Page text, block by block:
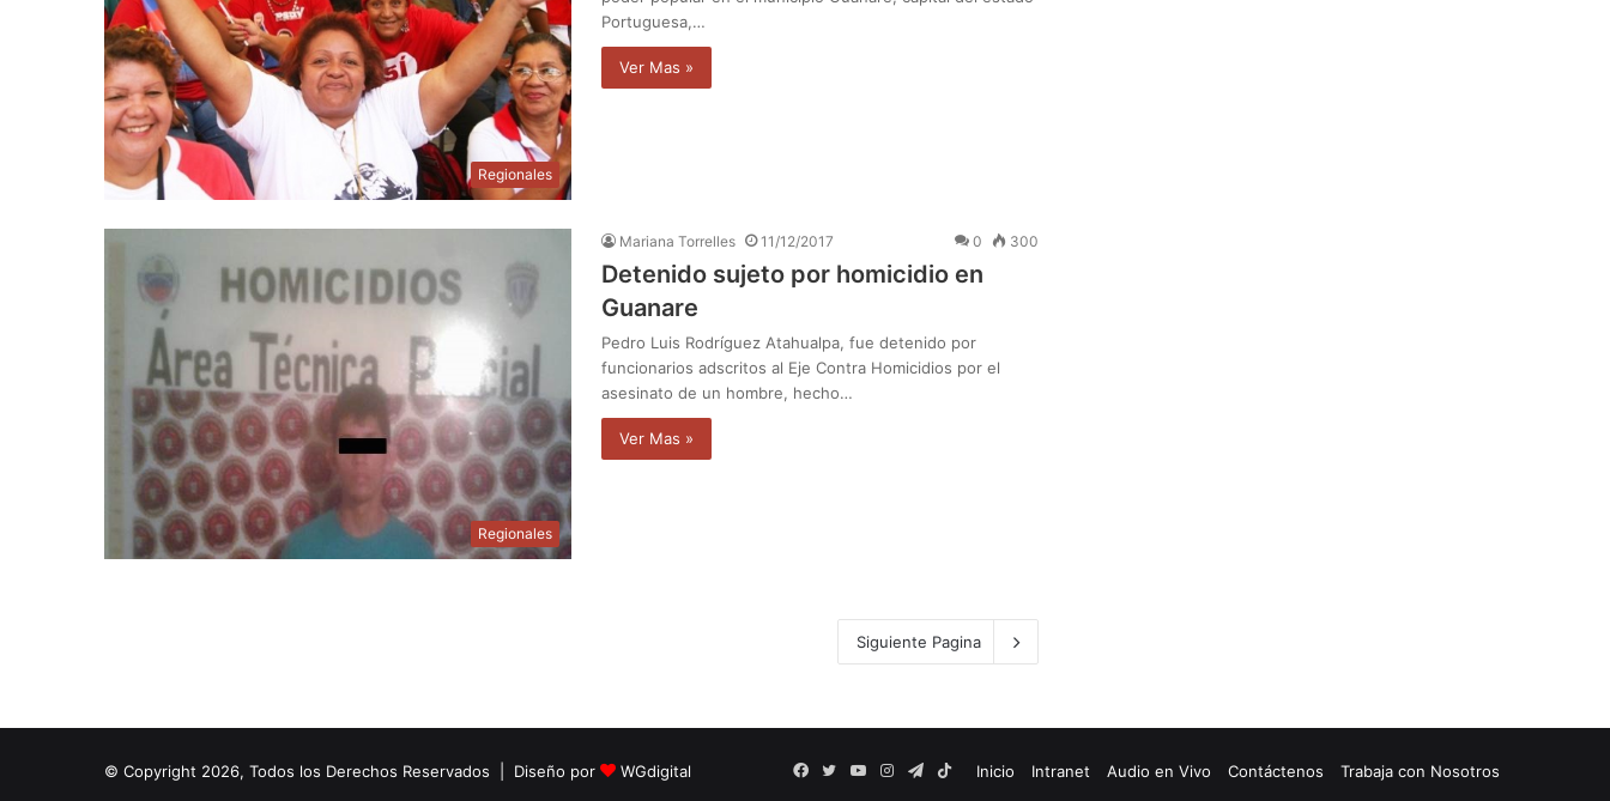
Regionales
Portuguesa,…
Ver Mas »
Regionales
Mariana Torrelles 11/12/2017 0 300
Detenido sujeto por homicidio en
Guanare
Pedro Luis Rodríguez Atahualpa, fue detenido por
funcionarios adscritos al Eje Contra Homicidios por el
asesinato de un hombre, hecho…
Ver Mas »
Siguiente Pagina
© Copyright 2026, Todos los Derechos Reservados | Diseño por WGdigital Inicio Intranet Audio en Vivo Contáctenos Trabaja con Nosotros
Facebook
TwitterYouTubeInstagramTelegram
TikTok